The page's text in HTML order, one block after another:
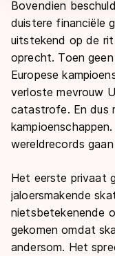
Bovendien
duistere financiële
uitstekend op de
oprecht. Toen
Europese
verloste mevrouw
catastrofe. En dus
wereldrecords
Het eerste privaat
jaloersmakende
nietsbetekenende
gekomen omdat
andersom. Het